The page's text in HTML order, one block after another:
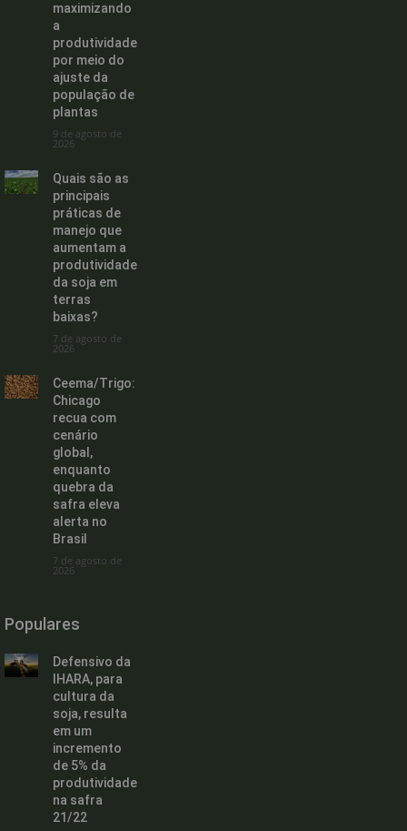
maximizando
a
produtividade
por meio do
ajuste da
população de
plantas
9 de agosto de
2026
Quais são as
principais
práticas de
manejo que
aumentam a
produtividade
da soja em
terras
baixas?
7 de agosto de
2026
Ceema/Trigo:
Chicago
recua com
cenário
global,
enquanto
quebra da
safra eleva
alerta no
Brasil
7 de agosto de
2026
Populares
Defensivo da
IHARA, para
cultura da
soja, resulta
em um
incremento
de 5% da
produtividade
na safra
21/22